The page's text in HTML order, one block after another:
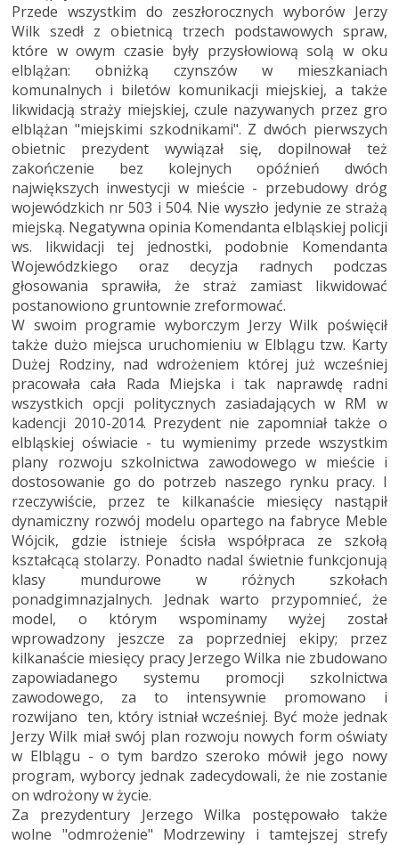
Przede wszystkim do zeszłorocznych wyborów Jerzy
Wilk szedł z obietnicą trzech podstawowych spraw,
które w owym czasie były przysłowiową solą w oku
elblążan: obniżką czynszów w mieszkaniach
komunalnych i biletów komunikacji miejskiej, a także
likwidacją straży miejskiej, czule nazywanych przez gro
elblążan "miejskimi szkodnikami". Z dwóch pierwszych
obietnic prezydent wywiązał się, dopilnował też
zakończenie bez kolejnych opóźnień dwóch
największych inwestycji w mieście - przebudowy dróg
wojewódzkich nr 503 i 504. Nie wyszło jedynie ze strażą
miejską. Negatywna opinia Komendanta elbląskiej policji
ws. likwidacji tej jednostki, podobnie Komendanta
Wojewódzkiego oraz decyzja radnych podczas
głosowania sprawiła, że straż zamiast likwidować
postanowiono gruntownie zreformować.
W swoim programie wyborczym Jerzy Wilk poświęcił
także dużo miejsca uruchomieniu w Elblągu tzw. Karty
Dużej Rodziny, nad wdrożeniem której już wcześniej
pracowała cała Rada Miejska i tak naprawdę radni
wszystkich opcji politycznych zasiadających w RM w
kadencji 2010-2014. Prezydent nie zapomniał także o
elbląskiej oświacie - tu wymienimy przede wszystkim
plany rozwoju szkolnictwa zawodowego w mieście i
dostosowanie go do potrzeb naszego rynku pracy. I
rzeczywiście, przez te kilkanaście miesięcy nastąpił
dynamiczny rozwój modelu opartego na fabryce Meble
Wójcik, gdzie istnieje ścisła współpraca ze szkołą
kształcącą stolarzy. Ponadto nadal świetnie funkcjonują
klasy mundurowe w różnych szkołach
ponadgimnazjalnych. Jednak warto przypomnieć, że
model, o którym wspominamy wyżej został
wprowadzony jeszcze za poprzedniej ekipy; przez
kilkanaście miesięcy pracy Jerzego Wilka nie zbudowano
zapowiadanego systemu promocji szkolnictwa
zawodowego, za to intensywnie promowano i
rozwijano ten, który istniał wcześniej. Być może jednak
Jerzy Wilk miał swój plan rozwoju nowych form oświaty
w Elblągu - o tym bardzo szeroko mówił jego nowy
program, wyborcy jednak zadecydowali, że nie zostanie
on wdrożony w życie.
Za prezydentury Jerzego Wilka postępowało także
wolne "odmrożenie" Modrzewiny i tamtejszej strefy